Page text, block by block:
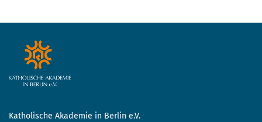
Katholische Akademie in Berlin e.V.